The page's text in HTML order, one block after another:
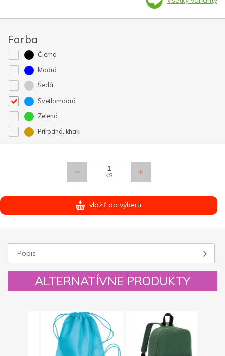
Farba
Čierna
Modrá
Šedá
Svetlomodrá
Zelená
Prírodná, khaki
KS
vložiť do výberu
Popis
ALTERNATÍVNE PRODUKTY